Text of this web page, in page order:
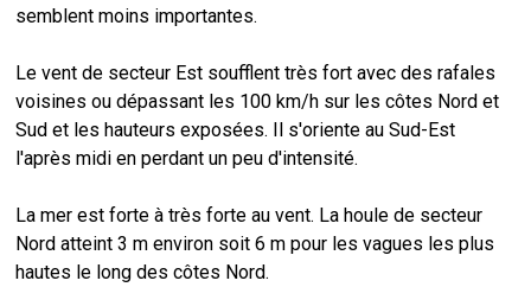
semblent moins importantes.
Le vent de secteur Est soufflent très fort avec des rafales
voisines ou dépassant les 100 km/h sur les côtes Nord et
Sud et les hauteurs exposées. Il s'oriente au Sud-Est
l'après midi en perdant un peu d'intensité.
La mer est forte à très forte au vent. La houle de secteur
Nord atteint 3 m environ soit 6 m pour les vagues les plus
hautes le long des côtes Nord.